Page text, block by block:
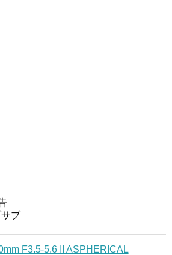
ブ
F3.5-5.6 II ASPHERICAL